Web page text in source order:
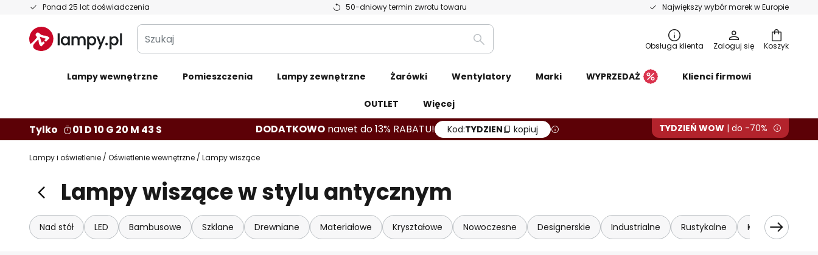
Ponad 25 lat doświadczenia 50-dniowy termin zwrotu towaru Największy wybór marek w Europie
Przejdź
treści
Koszyk
Szukaj
Szukaj
Obsługa klienta Zaloguj się
Lampy wewnętrzne Pomieszczenia Lampy zewnętrzne Żarówki Wentylatory Marki WYPRZEDAŻ Klienci firmowi
OUTLET Więcej
Tylko 01 D 10 G 20 M 41 S DODATKOWO nawet do 13% RABATU! Kod:TYDZIEN kopiuj TYDZIEŃ WOW | do -70%
Lampy i oświetlenie Oświetlenie wewnętrzne Lampy wiszące
Lampy wiszące w stylu antycznym
Nad stół LED Bambusowe Szklane Drewniane Materiałowe Kryształowe Nowoczesne Designerskie Industrialne Rustykalne Klasyczne